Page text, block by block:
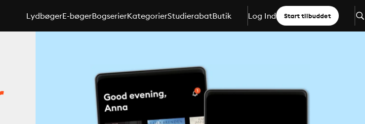
LydbøgerE-bøgerBogserierKategorierStudierabatButik Log Ind Start tilbuddet